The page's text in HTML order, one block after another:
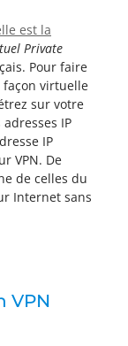
est la
Private
Pour faire
façon virtuelle
sur votre
IP
IP
VPN. De
de celles du
Internet sans
VPN